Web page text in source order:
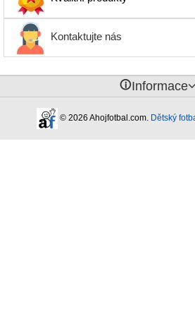
Kontaktujte nás
󰈢Informace
© 2026 Ahojfotbal.com. Dětský